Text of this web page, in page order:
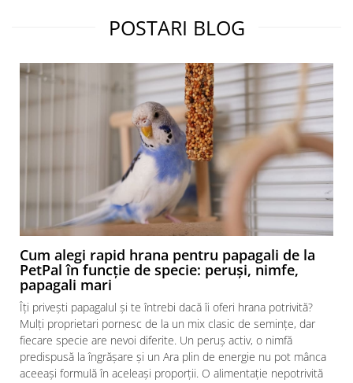
POSTARI BLOG
Cum alegi rapid hrana pentru papagali de la
PetPal în funcție de specie: peruși, nimfe,
papagali mari
Îți privești papagalul și te întrebi dacă îi oferi hrana potrivită?
Mulți proprietari pornesc de la un mix clasic de semințe, dar
fiecare specie are nevoi diferite. Un peruș activ, o nimfă
predispusă la îngrășare și un Ara plin de energie nu pot mânca
aceeași formulă în aceleași proporții. O alimentație nepotrivită